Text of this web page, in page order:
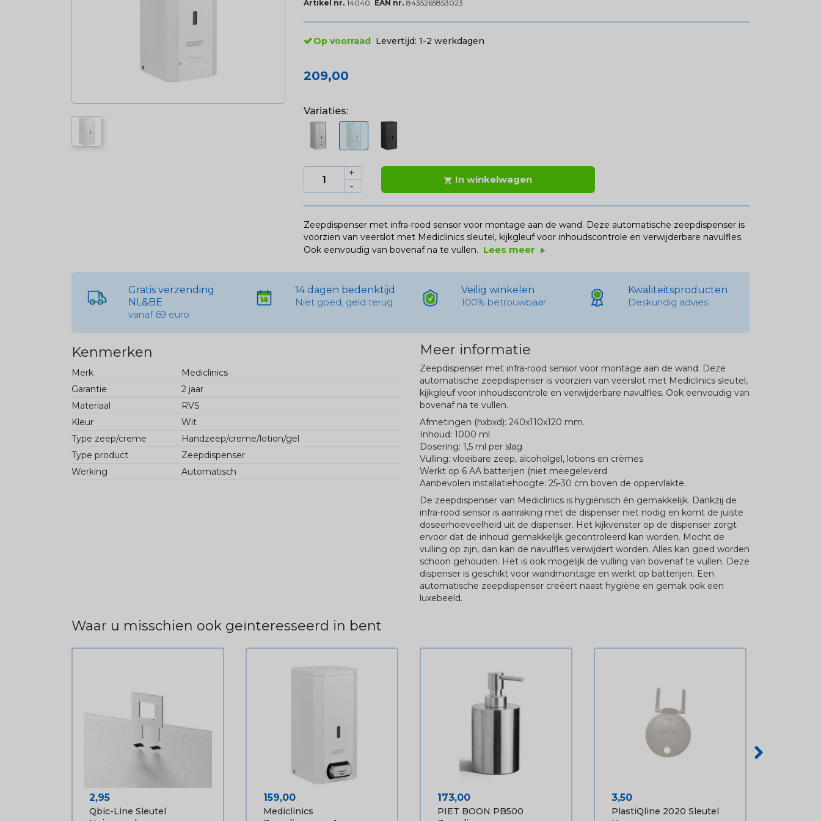
Artikel nr. 14040 EAN nr. 8435265853023
Op voorraad Levertijd: 1-2 werkdagen
209,00
Variaties:
 In winkelwagen
Zeepdispenser met infra-rood sensor voor montage aan de wand. Deze automatische zeepdispenser is
voorzien van veerslot met Mediclinics sleutel, kijkgleuf voor inhoudscontrole en verwijderbare navulfles.
Ook eenvoudig van bovenaf na te vullen. Lees meer play_arrow
Gratis verzending
NL&BE
vanaf 69 euro
14 dagen bedenktijd
Niet goed, geld terug
Veilig winkelen
100% betrouwbaar
Kwaliteitsproducten
Deskundig advies
Kenmerken
Merk
Mediclinics
Garantie
2 jaar
Materiaal
RVS
Kleur
Wit
Type zeep/creme
Handzeep/creme/lotion/gel
Type product
Zeepdispenser
Werking
Automatisch
Meer informatie
Zeepdispenser met infra-rood sensor voor montage aan de wand. Deze
automatische zeepdispenser is voorzien van veerslot met Mediclinics sleutel,
kijkgleuf voor inhoudscontrole en verwijderbare navulfles. Ook eenvoudig van
bovenaf na te vullen.
Afmetingen (hxbxd): 240x110x120 mm.
Inhoud: 1000 ml
Dosering: 1,5 ml per slag
Vulling: vloeibare zeep, alcoholgel, lotions en crèmes
Werkt op 6 AA batterijen (niet meegeleverd
Aanbevolen installatiehoogte: 25-30 cm boven de oppervlakte.
De zeepdispenser van Mediclinics is hygiënisch én gemakkelijk. Dankzij de
infra-rood sensor is aanraking met de dispenser niet nodig en komt de juiste
doseerhoeveelheid uit de dispenser. Het kijkvenster op de dispenser zorgt
ervoor dat de inhoud gemakkelijk gecontroleerd kan worden. Mocht de
vulling op zijn, dan kan de navulfles verwijdert worden. Alles kan goed worden
schoon gehouden. Het is ook mogelijk de vulling van bovenaf te vullen. Deze
dispenser is geschikt voor wandmontage en werkt op batterijen. Een
automatische zeepdispenser creëert naast hygiëne en gemak ook een
luxebeeld.
Waar u misschien ook geïnteresseerd in bent
Prijs
2,95
Qbic-Line Sleutel
Prijs
159,00
Mediclinics
Prijs
173,00
PIET BOON PB500
Prijs
3,50
PlastiQline 2020 Sleutel